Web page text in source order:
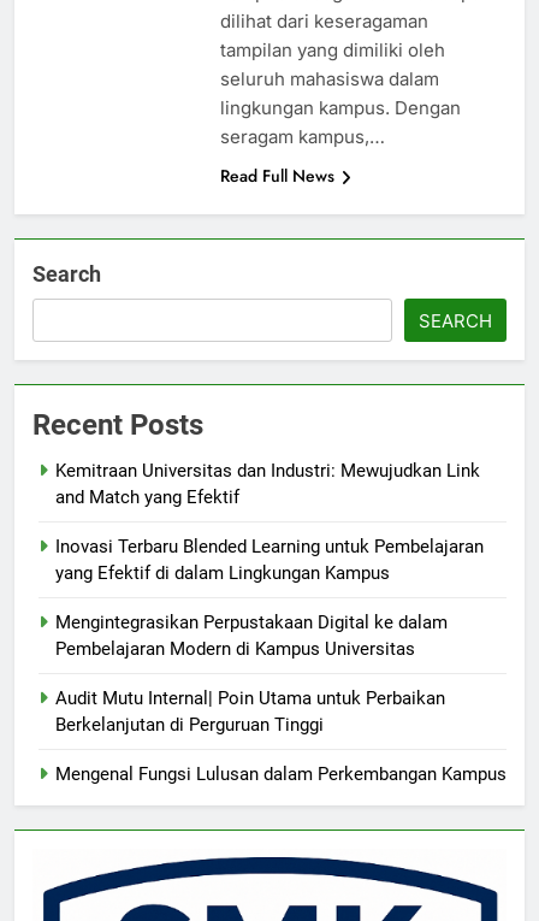
dilihat dari keseragaman
tampilan yang dimiliki oleh
seluruh mahasiswa dalam
lingkungan kampus. Dengan
seragam kampus,…
Read Full News
Search
SEARCH
Recent Posts
Kemitraan Universitas dan Industri: Mewujudkan Link
and Match yang Efektif
Inovasi Terbaru Blended Learning untuk Pembelajaran
yang Efektif di dalam Lingkungan Kampus
Mengintegrasikan Perpustakaan Digital ke dalam
Pembelajaran Modern di Kampus Universitas
Audit Mutu Internal| Poin Utama untuk Perbaikan
Berkelanjutan di Perguruan Tinggi
Mengenal Fungsi Lulusan dalam Perkembangan Kampus